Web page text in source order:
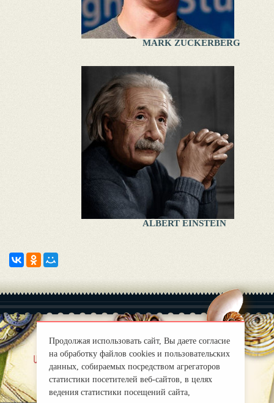
MARK ZUCKERBERG
ALBERT EINSTEIN
uber uns |
Правила
mirprognoz@mail.ru
Продолжая использовать сайт, Вы даете согласие
на обработку файлов cookies и пользовательских
данных, собираемых посредством агрегаторов
статистики посетителей веб-сайтов, в целях
ведения статистики посещений сайта,